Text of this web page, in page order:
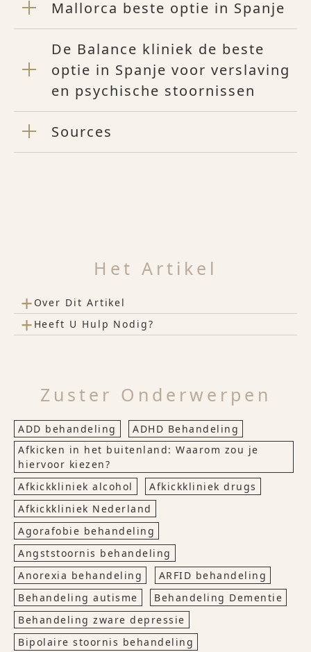
Mallorca beste optie in Spanje
De Balance kliniek de beste
optie in Spanje voor verslaving
en psychische stoornissen
Sources
Het Artikel
+ Over Dit Artikel
+ Heeft U Hulp Nodig?
Zuster Onderwerpen
ADD behandeling
ADHD Behandeling
Afkicken in het buitenland: Waarom zou je
hiervoor kiezen?
Afkickkliniek alcohol
Afkickkliniek drugs
Afkickkliniek Nederland
Agorafobie behandeling
Angststoornis behandeling
Anorexia behandeling
ARFID behandeling
Behandeling autisme
Behandeling Dementie
Behandeling zware depressie
Bipolaire stoornis behandeling